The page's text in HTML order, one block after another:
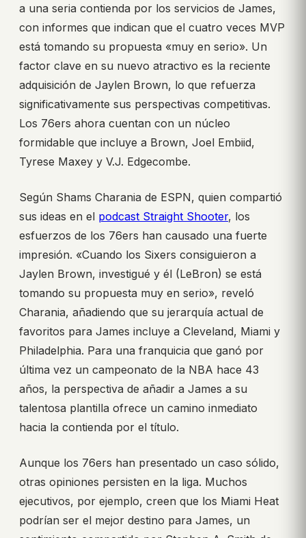
a una seria contienda por los servicios de James,
con informes que indican que el cuatro veces MVP
está tomando su propuesta «muy en serio». Un
factor clave en su nuevo atractivo es la reciente
adquisición de Jaylen Brown, lo que refuerza
significativamente sus perspectivas competitivas.
Los 76ers ahora cuentan con un núcleo
formidable que incluye a Brown, Joel Embiid,
Tyrese Maxey y V.J. Edgecombe.
Según Shams Charania de ESPN, quien compartió
sus ideas en el podcast Straight Shooter, los
esfuerzos de los 76ers han causado una fuerte
impresión. «Cuando los Sixers consiguieron a
Jaylen Brown, investigué y él (LeBron) se está
tomando su propuesta muy en serio», reveló
Charania, añadiendo que su jerarquía actual de
favoritos para James incluye a Cleveland, Miami y
Philadelphia. Para una franquicia que ganó por
última vez un campeonato de la NBA hace 43
años, la perspectiva de añadir a James a su
talentosa plantilla ofrece un camino inmediato
hacia la contienda por el título.
Aunque los 76ers han presentado un caso sólido,
otras opiniones persisten en la liga. Muchos
ejecutivos, por ejemplo, creen que los Miami Heat
podrían ser el mejor destino para James, un